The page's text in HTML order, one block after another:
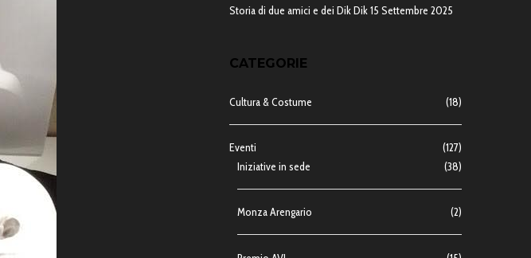
Storia di due amici e dei Dik Dik15 Settembre 2025
CATEGORIE
Cultura & Costume (18)
Eventi
(127)
Iniziative in sede
(38)
Monza Arengario (2)